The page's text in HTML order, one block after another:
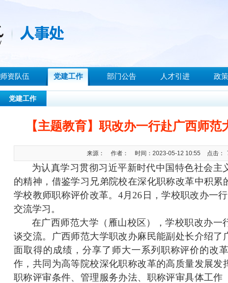
师资队伍 党建工作 部门公告 人才引进 政
党建工作
【主题教育】职改办一行赴广西师
来源： 作者： 时间：2023-05-12 10:55 点击：
为认真学习贯彻习近平新时代中国特色社会主
的精神， 借鉴学习兄弟院校在深化职称改革中积累
学校教师职称评价改革。 4月 26 日，学校职改办一行
交流学习。
在广西师范大学（雁山校区），学校职改办一
谈交流。广西师范大学职改办麻民能副处长介绍
面取得的成绩，分享了师大一系列职称评价的改
作，共同为高等院校深化职称改革的高质量发展发
职称评审条件、管理服务办法、职称评审具体工作